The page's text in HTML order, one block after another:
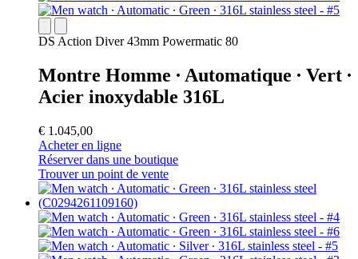
DS Action Diver 43mm Powermatic 80
Montre Homme ∙ Automatique ∙ Vert ∙
Acier inoxydable 316L
€ 1.045,00
Acheter en ligne
Réserver dans une boutique
Trouver un point de vente